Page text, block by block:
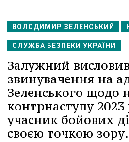
ВОЛОДИМИР ЗЕЛЕНСЬКИЙ
СЛУЖБА БЕЗПЕКИ УКРАЇНИ
Залужний висловив
звинувачення на
Зеленського щодо
контрнаступу
учасник бойових
своєю точкою зору.